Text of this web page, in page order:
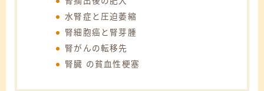
水腎症と圧迫萎縮
腎細胞癌と腎芽腫
腎がんの転移先
腎臓 の貧血性梗塞